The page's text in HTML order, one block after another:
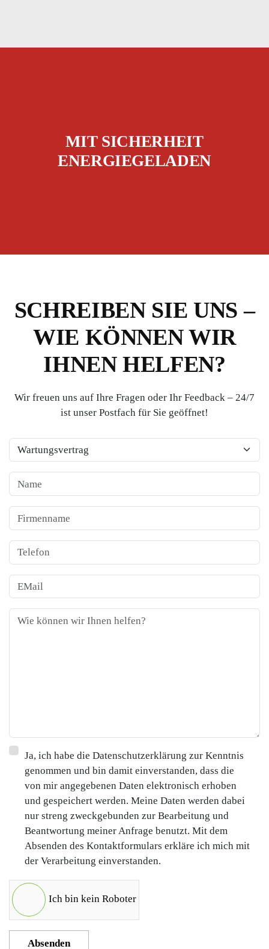
MIT SICHERHEIT
ENERGIEGELADEN
SCHREIBEN SIE UNS –
WIE KÖNNEN WIR
IHNEN HELFEN?
Wir freuen uns auf Ihre Fragen oder Ihr Feedback – 24/7
ist unser Postfach für Sie geöffnet!
Ja, ich habe die Datenschutzerklärung zur Kenntnis
genommen und bin damit einverstanden, dass die
von mir angegebenen Daten elektronisch erhoben
und gespeichert werden. Meine Daten werden dabei
nur streng zweckgebunden zur Bearbeitung und
Beantwortung meiner Anfrage benutzt. Mit dem
Absenden des Kontaktformulars erkläre ich mich mit
der Verarbeitung einverstanden.
Ich bin kein Roboter
Absenden